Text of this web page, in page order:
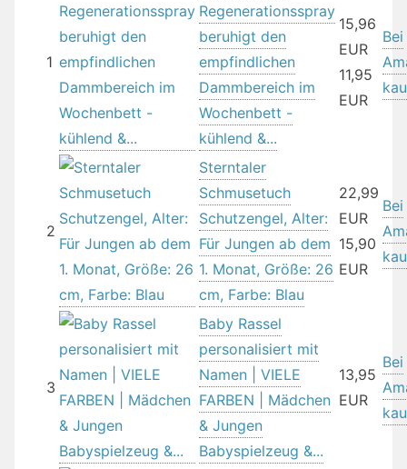
1
Regenerationsspray
beruhigt den
empfindlichen
Dammbereich im
Wochenbett -
kühlend &...
15,96
EUR
11,95
EUR
Bei
2
Sterntaler
Schmusetuch
Schutzengel, Alter:
Für Jungen ab dem
1. Monat, Größe: 26
cm, Farbe: Blau
22,99
EUR
15,90
EUR
Bei
3
Baby Rassel
personalisiert mit
Namen | VIELE
FARBEN | Mädchen
& Jungen
Babyspielzeug &...
13,95
EUR
Bei